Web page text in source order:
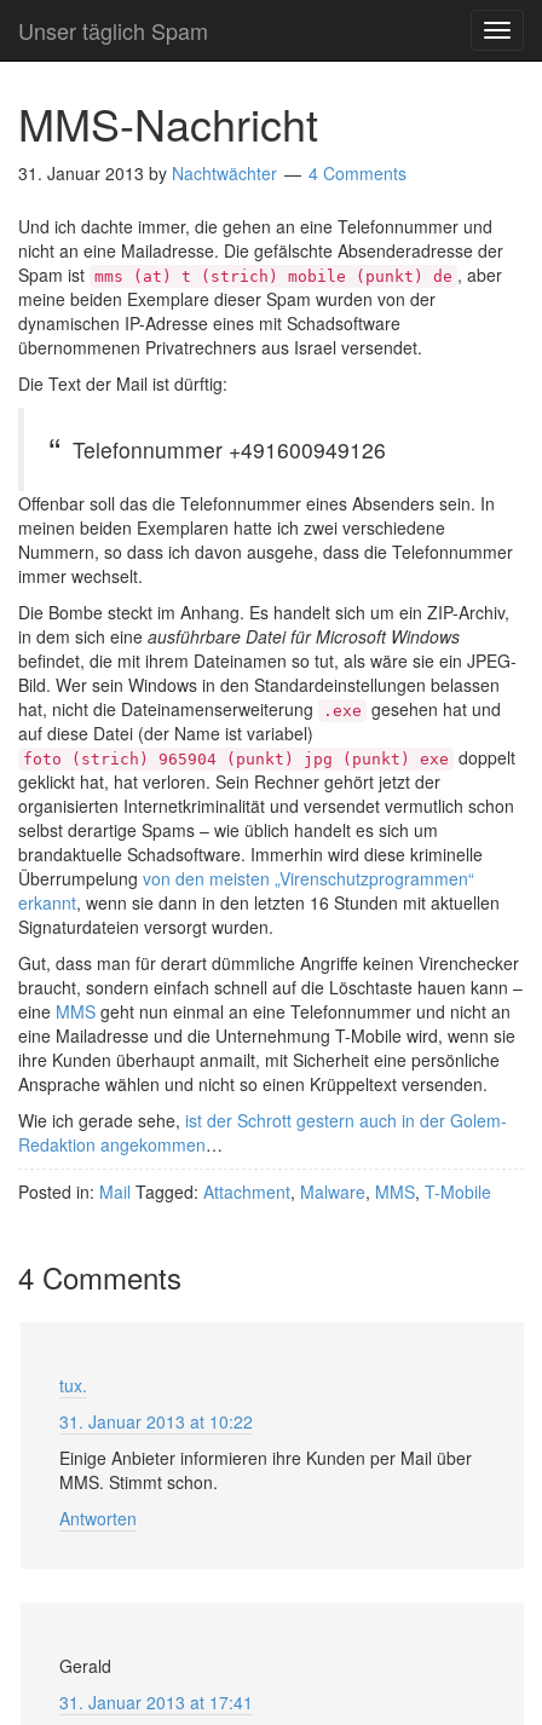
Unser täglich Spam
MMS-Nachricht
31. Januar 2013 by Nachtwächter 4 Comments
Und ich dachte immer, die gehen an eine Telefonnummer und
nicht an eine Mailadresse. Die gefälschte Absenderadresse der
Spam ist mms (at) t (strich) mobile (punkt) de , aber
meine beiden Exemplare dieser Spam wurden von der
dynamischen IP-Adresse eines mit Schadsoftware
übernommenen Privatrechners aus Israel versendet.
Die Text der Mail ist dürftig:
Telefonnummer +491600949126
Offenbar soll das die Telefonnummer eines Absenders sein. In
meinen beiden Exemplaren hatte ich zwei verschiedene
Nummern, so dass ich davon ausgehe, dass die Telefonnummer
immer wechselt.
Die Bombe steckt im Anhang. Es handelt sich um ein ZIP-Archiv,
in dem sich eine ausführbare Datei für Microsoft Windows
befindet, die mit ihrem Dateinamen so tut, als wäre sie ein JPEG-
Bild. Wer sein Windows in den Standardeinstellungen belassen
hat, nicht die Dateinamenserweiterung
.exe gesehen hat und
auf diese Datei (der Name ist variabel)
foto (strich) 965904 (punkt) jpg (punkt) exe doppelt
geklickt hat, hat verloren. Sein Rechner gehört jetzt der
organisierten Internetkriminalität und versendet vermutlich schon
selbst derartige Spams – wie üblich handelt es sich um
brandaktuelle Schadsoftware. Immerhin wird diese kriminelle
Überrumpelung von den meisten „Virenschutzprogrammen“
erkannt, wenn sie dann in den letzten 16 Stunden mit aktuellen
Signaturdateien versorgt wurden.
Gut, dass man für derart dümmliche Angriffe keinen Virenchecker
braucht, sondern einfach schnell auf die Löschtaste hauen kann –
eine MMS geht nun einmal an eine Telefonnummer und nicht an
eine Mailadresse und die Unternehmung T-Mobile wird, wenn sie
ihre Kunden überhaupt anmailt, mit Sicherheit eine persönliche
Ansprache wählen und nicht so einen Krüppeltext versenden.
Wie ich gerade sehe, ist der Schrott gestern auch in der Golem-
Redaktion angekommen…
Posted in: Mail Tagged: Attachment, Malware, MMS, T-Mobile
4 Comments
tux.
31. Januar 2013 at 10:22
Einige Anbieter informieren ihre Kunden per Mail über
MMS. Stimmt schon.
Antworten
Gerald
31. Januar 2013 at 17:41